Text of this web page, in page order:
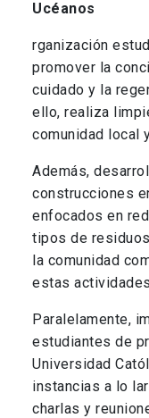
Ucéanos
rganización
promover la
cuidado y la
ello, realiza
comunidad local
Además,
construcciones
enfocados en
tipos de
la comunidad
estas
Paralelamente,
estudiantes de
Universidad
instancias a lo
charlas y